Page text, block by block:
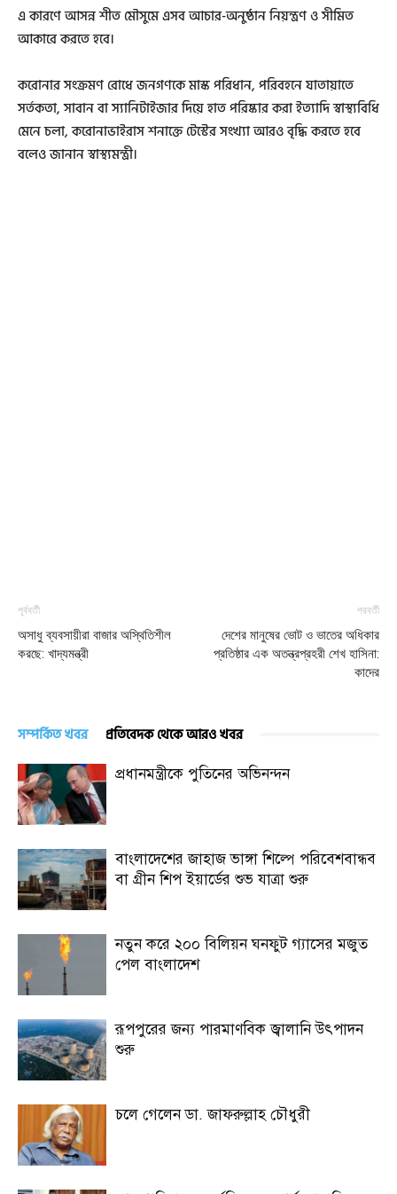
এ কারণে আসন্ন শীত মৌসুমে এসব আচার-অনুষ্ঠান নিয়ন্ত্রণ ও সীমিত
আকারে করতে হবে।
করোনার সংক্রমণ রোধে জনগণকে মাস্ক পরিধান, পরিবহনে যাতায়াতে
সর্তকতা, সাবান বা স্যানিটাইজার দিয়ে হাত পরিষ্কার করা ইত্যাদি স্বাস্থ্যবিধি
মেনে চলা, করোনাভাইরাস শনাক্তে টেস্টের সংখ্যা আরও বৃদ্ধি করতে হবে
বলেও জানান স্বাস্থ্যমন্ত্রী।
পূর্ববর্তী
অসাধু ব্যবসায়ীরা বাজার অস্থিতিশীল
করছে: খাদ্যমন্ত্রী
পরবর্তী
দেশের মানুষের ভোট ও ভাতের অধিকার
প্রতিষ্ঠার এক অতন্ত্রপ্রহরী শেখ হাসিনা:
কাদের
সম্পর্কিত খবর প্রতিবেদক থেকে আরও খবর
প্রধানমন্ত্রীকে পুতিনের অভিনন্দন
বাংলাদেশের জাহাজ ভাঙ্গা শিল্পে পরিবেশবান্ধব
বা গ্রীন শিপ ইয়ার্ডের শুভ যাত্রা শুরু
নতুন করে ২০০ বিলিয়ন ঘনফুট গ্যাসের মজুত
পেল বাংলাদেশ
রূপপুরের জন্য পারমাণবিক জ্বালানি উৎপাদন
শুরু
চলে গেলেন ডা. জাফরুল্লাহ চৌধুরী